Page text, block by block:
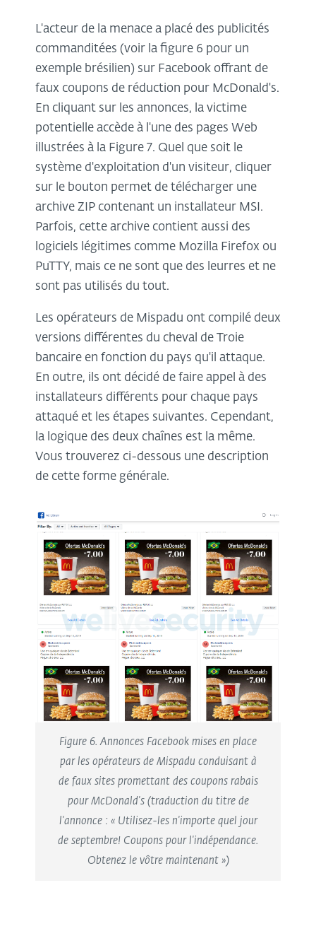
L'acteur de la menace a placé des publicités
commanditées (voir la figure 6 pour un
exemple brésilien) sur Facebook offrant de
faux coupons de réduction pour McDonald's.
En cliquant sur les annonces, la victime
potentielle accède à l'une des pages Web
illustrées à la Figure 7. Quel que soit le
système d'exploitation d'un visiteur, cliquer
sur le bouton permet de télécharger une
archive ZIP contenant un installateur MSI.
Parfois, cette archive contient aussi des
logiciels légitimes comme Mozilla Firefox ou
PuTTY, mais ce ne sont que des leurres et ne
sont pas utilisés du tout.
Les opérateurs de Mispadu ont compilé deux
versions différentes du cheval de Troie
bancaire en fonction du pays qu'il attaque.
En outre, ils ont décidé de faire appel à des
installateurs différents pour chaque pays
attaqué et les étapes suivantes. Cependant,
la logique des deux chaînes est la même.
Vous trouverez ci-dessous une description
de cette forme générale.
Figure 6. Annonces Facebook mises en place
par les opérateurs de Mispadu conduisant à
de faux sites promettant des coupons rabais
pour McDonald's (traduction du titre de
l'annonce : « Utilisez-les n'importe quel jour
de septembre! Coupons pour l'indépendance.
Obtenez le vôtre maintenant »)